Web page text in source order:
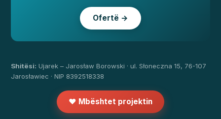
Ofertë →
Shitësi: Ujarek – Jarosław Borowski · ul. Słoneczna 15, 76-107
Jarosławiec · NIP 8392518338
❤️ Mbështet projektin